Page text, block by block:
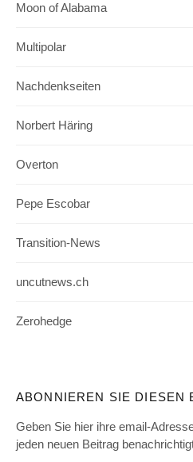
Moon of Alabama
Multipolar
Nachdenkseiten
Norbert Häring
Overton
Pepe Escobar
Transition-News
uncutnews.ch
Zerohedge
ABONNIEREN SIE DIESEN
Geben Sie hier ihre email-
jeden neuen Beitrag